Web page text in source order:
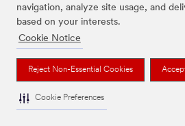
navigation, analyze site usage, and
based on your interests.
Cookie Notice
Reject Non-Essential Cookies
Cookie Preferences